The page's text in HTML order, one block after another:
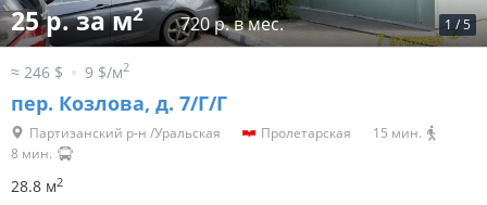
1/5
25 р. за м2 720 р. в мес.
≈ 246 $ 9 $/м2
пер. Козлова, д. 7/Г/Г
Партизанский р-н /Уральская Пролетарская
15 мин.
8 мин.
28.8 м2